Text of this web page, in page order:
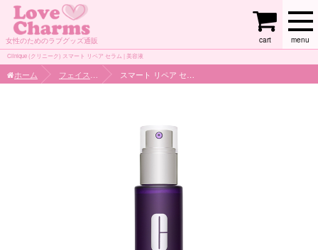
女性のためのラブグッズ通販 menu
cart
Clinique (クリニーク) スマート リペア セラム | 美容液
ホーム